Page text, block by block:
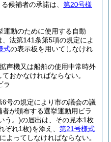
候補者の承諾は、 第20号様
運動のために使用する自動
法第141条第5項の規定によ
式の表示板を用いてしなけれ
声機又は船舶の使用中常時外
おかなければならない。
ラ
号の規定により市の議会の議
が頒布する選挙運動用ビラ
う。)の届出は、その見本1枚
ぞれ1枚)を添え、 第21号様式
よってしなければならない。